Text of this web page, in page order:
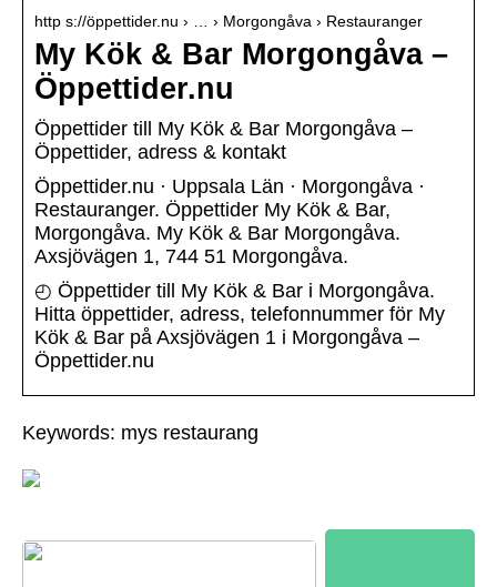
http s://öppettider.nu › … › Morgongåva › Restauranger
My Kök & Bar Morgongåva –
Öppettider.nu
Öppettider till My Kök & Bar Morgongåva –
Öppettider, adress & kontakt
Öppettider.nu · Uppsala Län · Morgongåva ·
Restauranger. Öppettider My Kök & Bar,
Morgongåva. My Kök & Bar Morgongåva.
Axsjövägen 1, 744 51 Morgongåva.
◴ Öppettider till My Kök & Bar i Morgongåva.
Hitta öppettider, adress, telefonnummer för My
Kök & Bar på Axsjövägen 1 i Morgongåva –
Öppettider.nu
Keywords: mys restaurang